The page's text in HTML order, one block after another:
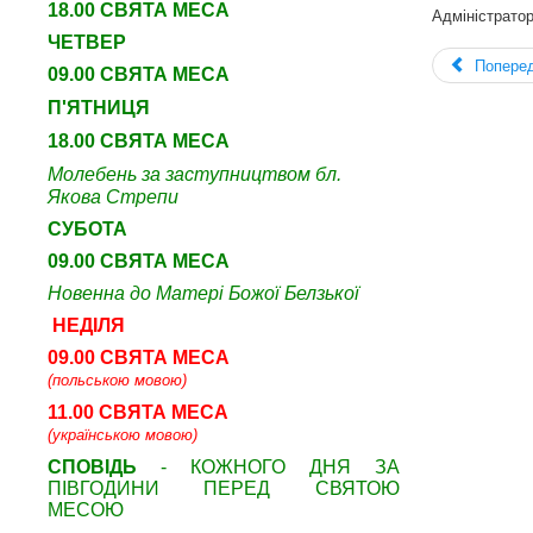
18.00 СВЯТА МЕСА
ЧЕТВЕР
09.00 СВЯТА МЕСА
П'ЯТНИЦЯ
18.00 СВЯТА МЕСА
Молебень за заступництвом бл.
Якова Стрепи
СУБОТА
09.00 СВЯТА МЕСА
Новенна до Матері Божої Белзької
НЕДІЛЯ
09.00 СВЯТА МЕСА
(польською мовою)
11.00 СВЯТА МЕСА
(українською мовою)
СПОВІДЬ - КОЖНОГО ДНЯ ЗА
ПІВГОДИНИ ПЕРЕД СВЯТОЮ
МЕСОЮ
Адміністратор